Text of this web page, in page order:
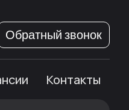
Обратный звонок
Контакты